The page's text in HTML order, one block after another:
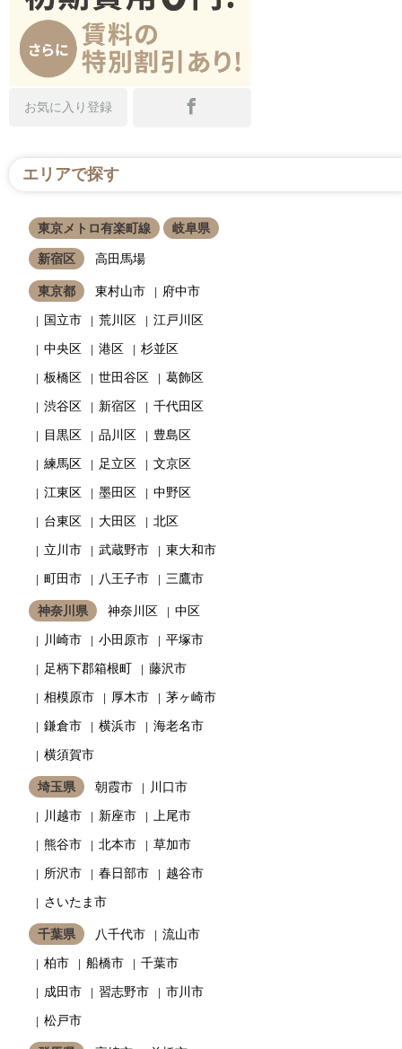
お気に入り登録
エリアで探す
東京メトロ有楽町線 岐阜県
新宿区 高田馬場
東京都 東村山市
府中市
国立市
荒川区
江戸川区
中央区
港区
杉並区
板橋区
世田谷区
葛飾区
渋谷区
新宿区
千代田区
目黒区
品川区
豊島区
練馬区
足立区
文京区
江東区
墨田区
中野区
台東区
大田区
北区
立川市
武蔵野市
東大和市
町田市
八王子市 三鷹市
神奈川県 神奈川区
中区
川崎市
小田原市
平塚市
足柄下郡箱根町
藤沢市
相模原市
厚木市
茅ヶ崎市
鎌倉市
横浜市
海老名市
横須賀市
埼玉県 朝霞市
川口市
川越市
新座市
上尾市
熊谷市
北本市
草加市
所沢市
春日部市
越谷市
さいたま市
千葉県 八千代市
流山市
柏市
船橋市
千葉市
成田市
習志野市
市川市
松戸市